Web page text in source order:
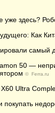
уже здесь?
Как
самый
50 —
© Ferra.ru
Ultra
покупать